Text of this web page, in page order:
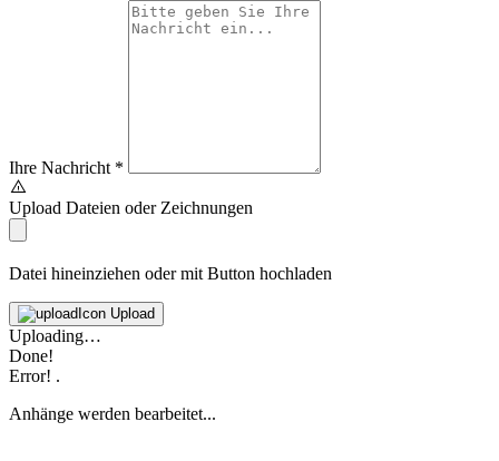
Ihre Nachricht *
Upload Dateien oder Zeichnungen
Datei hineinziehen oder mit Button hochladen
Upload
Uploading…
Done!
Error! .
Anhänge werden bearbeitet...